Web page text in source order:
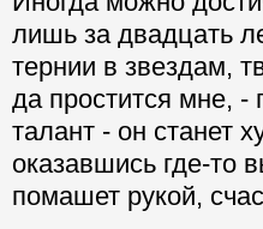
лишь за двадцать
тернии в звездам,
да простится мне, -
талант - он станет
оказавшись где-то
помашет рукой,